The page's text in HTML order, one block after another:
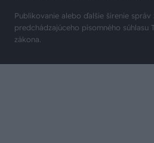
Publikovanie alebo ďalšie šírenie správ
predchádzajúceho písomného súhlasu
zákona.